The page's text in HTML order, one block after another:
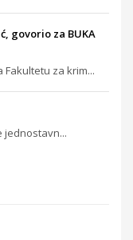
govorio za BUKA
Fakultetu za krim...
jednostavn...